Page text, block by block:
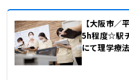
【大阪市／
5h程度☆駅
にて理学療